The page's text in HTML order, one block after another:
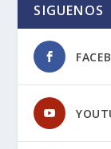
SIGUENOS